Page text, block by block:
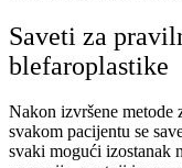
Saveti za
blefaroplastike
Nakon izvršene metode
svakom pacijentu se
svaki mogući izostanak